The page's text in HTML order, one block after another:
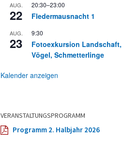
AUG.
22
20:30–23:00
Fledermausnacht 1
AUG.
23
9:30
Fotoexkursion Landschaft,
Vögel, Schmetterlinge
Kalender anzeigen
VERANSTALTUNGSPROGRAMM
Programm 2. Halbjahr 2026